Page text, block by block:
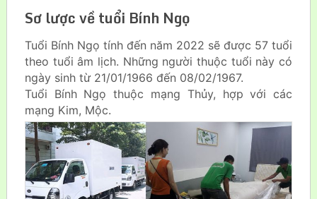
Sơ lược về tuổi Bính Ngọ
Tuổi Bính Ngọ tính đến năm 2022 sẽ được 57 tuổi
theo tuổi âm lịch. Những người thuộc tuổi này có
ngày sinh từ 21/01/1966 đến 08/02/1967.
Tuổi Bính Ngọ thuộc mạng Thủy, hợp với các
mạng Kim, Mộc.